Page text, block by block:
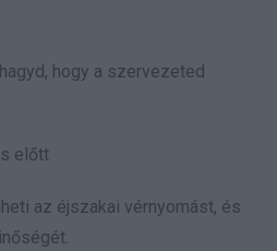
hogy a szervezeted
előtt
az éjszakai vérnyomást, és